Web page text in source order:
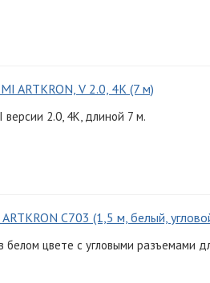
ARTKRON, V 2.0, 4K (7 м)
версии 2.0, 4K, длиной 7 м.
C703 (1,5 м, белый,
белом цвете с угловыми разъемами